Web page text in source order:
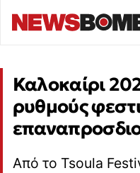
Καλοκαίρι
ρυθμούς
Από το Tsoula